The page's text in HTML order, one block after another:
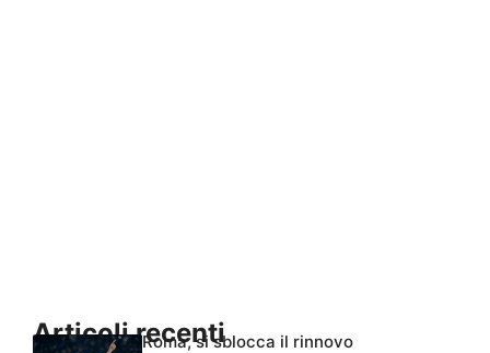
Articoli recentiRoma, si sblocca il rinnovo